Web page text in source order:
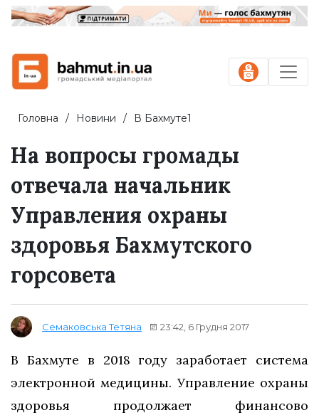
Головна Новини В Бахмуте1
На вопросы громады
отвечала начальник
Управления охраны
здоровья Бахмутского
горсовета
Семаковська Тетяна 23:42, 6 Грудня 2017
В Бахмуте в 2018 году заработает система
электронной медицины. Управление охраны
здоровья продолжает финансово